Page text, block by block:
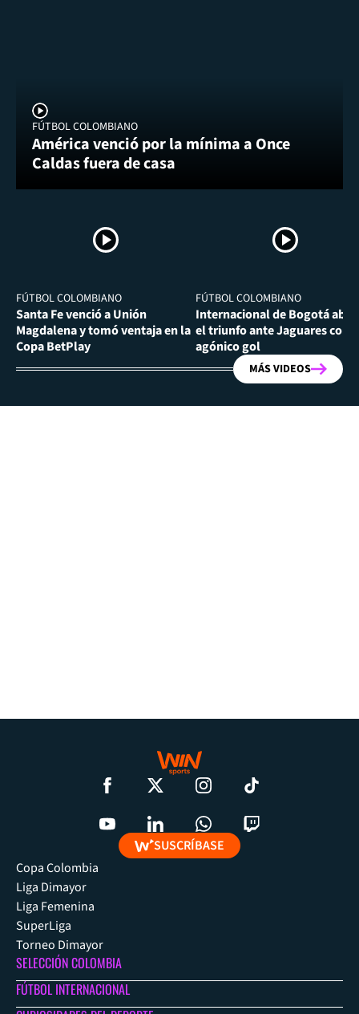
FÚTBOL COLOMBIANO
América venció por la mínima a Once
Caldas fuera de casa
FÚTBOL COLOMBIANO
Santa Fe venció a Unión
Magdalena y tomó ventaja en la
Copa BetPlay
FÚTBOL COLOMBIANO
Internacional de Bogotá
el triunfo ante Jaguares con
agónico gol
MÁS VIDEOS
SUSCRÍBASE
Copa Colombia
Liga Dimayor
Liga Femenina
SuperLiga
Torneo Dimayor
SELECCIÓN COLOMBIA
FÚTBOL INTERNACIONAL